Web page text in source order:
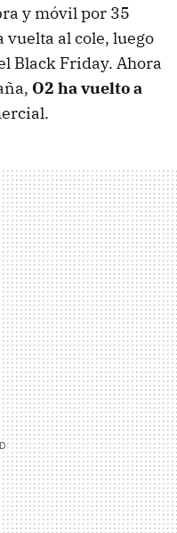
y móvil por 35
vuelta al cole, luego
Black Friday. Ahora
O2 ha vuelto a